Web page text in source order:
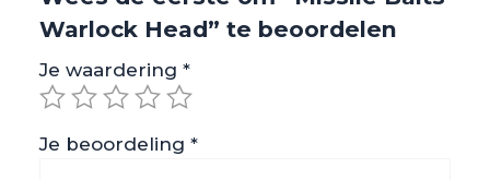
Warlock Head” te beoordelen
Je waardering *
Je beoordeling *